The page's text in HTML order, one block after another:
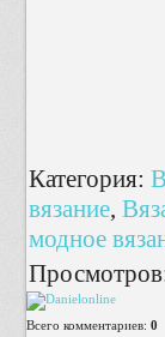
Категория:
вязание,
модное
Просмотров
Всего комментариев: 0